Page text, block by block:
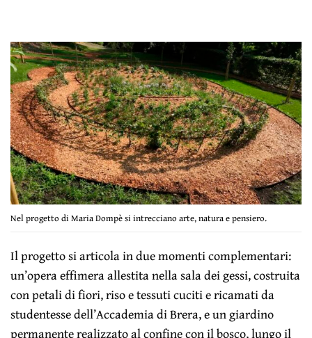
Nel progetto di Maria Dompè si intrecciano arte, natura e pensiero.
Il progetto si articola in due momenti complementari:
un’opera effimera allestita nella sala dei gessi, costruita
con petali di fiori, riso e tessuti cuciti e ricamati da
studentesse dell’Accademia di Brera, e un giardino
permanente realizzato al confine con il bosco, lungo il